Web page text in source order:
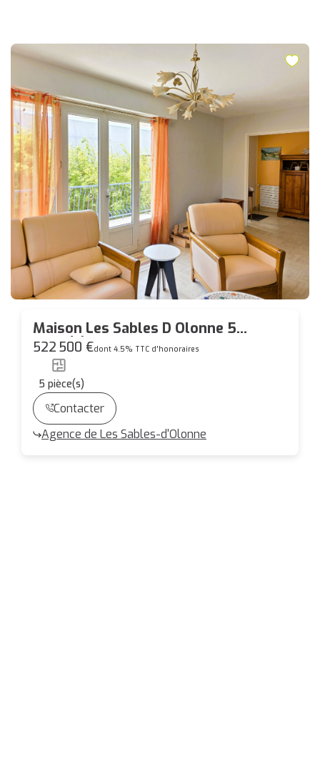
Maison Les Sables D Olonne 5
pièce(s) 118.77 m2
522 500 €dont 4.5% TTC d'honoraires
5 pièce(s)
Contacter
Agence de Les Sables-d'Olonne